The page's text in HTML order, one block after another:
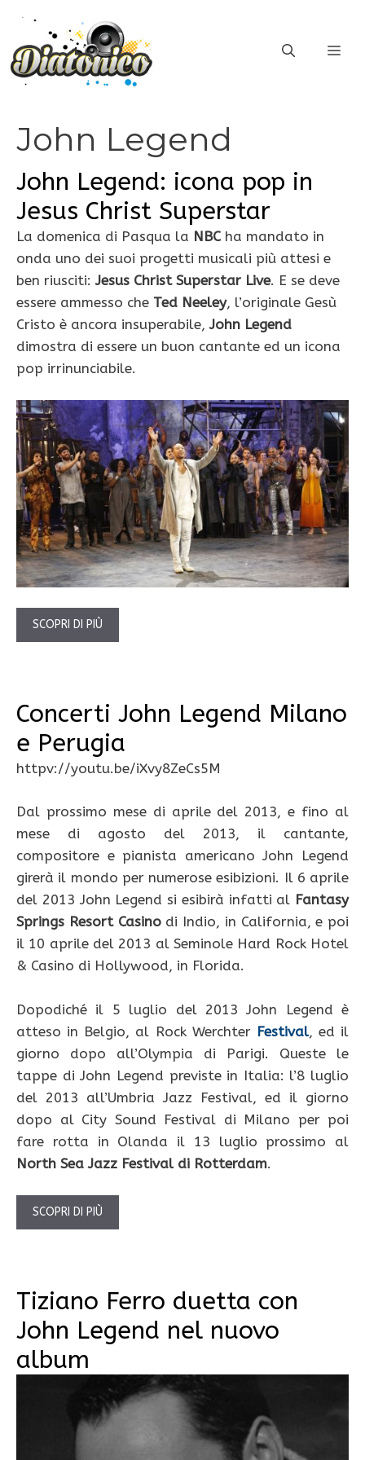
contenuto
John Legend
John Legend: icona pop in
Jesus Christ Superstar
La domenica di Pasqua la NBC ha mandato in
onda uno dei suoi progetti musicali più attesi e
ben riusciti:Jesus Christ Superstar Live. E se deve
essere ammesso che Ted Neeley, l’originale Gesù
Cristo è ancora insuperabile,John Legend
dimostra di essere un buon cantante ed un icona
pop irrinunciabile.
SCOPRI DI PIÙ
Concerti John Legend Milano
e Perugia
httpv://youtu.be/iXvy8ZeCs5M
Dal prossimo mese di aprile del 2013, e fino al
mese di agosto del 2013, il cantante,
compositore e pianista americano John Legend
girerà il mondo per numerose esibizioni. Il 6 aprile
del 2013 John Legend si esibirà infatti al Fantasy
Springs Resort Casinodi Indio, in California, e poi
il 10 aprile del 2013 al Seminole Hard Rock Hotel
& Casino di Hollywood, in Florida.
Dopodiché il 5 luglio del 2013 John Legend è
atteso in Belgio, al Rock Werchter Festival, ed il
giorno dopo all’Olympia di Parigi. Queste le
tappe di John Legend previste in Italia: l’8 luglio
del 2013 all’Umbria Jazz Festival, ed il giorno
dopo al City Sound Festival di Milano per poi
fare rotta in Olanda il 13 luglio prossimo al
North Sea Jazz Festival di Rotterdam.
SCOPRI DI PIÙ
Tiziano Ferro duetta con
John Legend nel nuovo
album